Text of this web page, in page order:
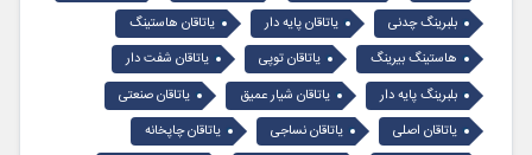
بلبرینگ چدنی
یاتاقان پایه دار
یاتاقان هاستینگ
هاستینگ بیرینگ
یاتاقان توپی
یاتاقان شفت دار
بلبرینگ پایه دار
یاتاقان شیار عمیق
یاتاقان صنعتی
یاتاقان اصلی
یاتاقان نساجی
یاتاقان چاپخانه